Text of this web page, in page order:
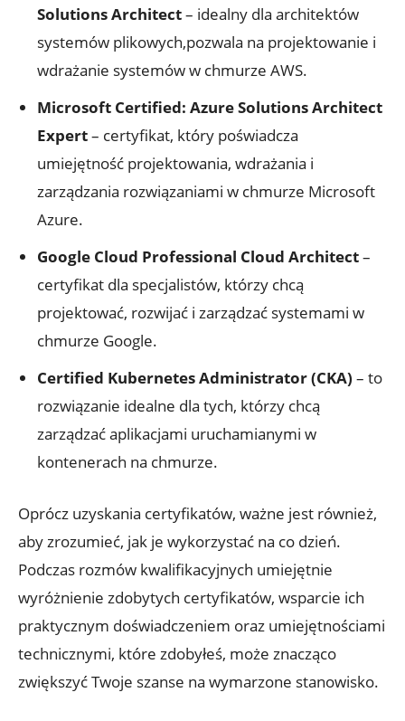
Solutions Architect– idealny dla architektów
systemów plikowych,pozwala na projektowanie i
wdrażanie systemów w chmurze AWS.
Microsoft Certified: Azure Solutions Architect
Expert– certyfikat, który poświadcza
umiejętność projektowania, wdrażania i
zarządzania rozwiązaniami w chmurze Microsoft
Azure.
Google Cloud Professional Cloud Architect–
certyfikat dla specjalistów, którzy chcą
projektować, rozwijać i zarządzać systemami w
chmurze Google.
Certified Kubernetes Administrator (CKA) – to
rozwiązanie idealne dla tych, którzy chcą
zarządzać aplikacjami uruchamianymi w
kontenerach na chmurze.
Oprócz uzyskania certyfikatów, ważne jest również,
aby zrozumieć, jak je wykorzystać na co dzień.
Podczas rozmów kwalifikacyjnych umiejętnie
wyróżnienie zdobytych certyfikatów, wsparcie ich
praktycznym doświadczeniem oraz umiejętnościami
technicznymi, które zdobyłeś, może znacząco
zwiększyć Twoje szanse na wymarzone stanowisko.